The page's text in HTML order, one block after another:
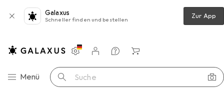
Galaxus
Schneller finden und bestellen Zur App
Navigation nach Kategorien
Menü Suche
Einstellungen
Kundenkonto
Vergleichslisten
Merklisten
Warenkorb